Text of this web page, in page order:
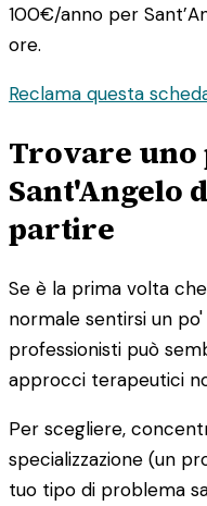
100€/anno per
ore.
Reclama questa
Trovare uno
Sant'Angelo
partire
Se è la prima volta
normale sentirsi un
professionisti può
approcci terapeutici
Per scegliere,
specializzazione (un
tuo tipo di problema